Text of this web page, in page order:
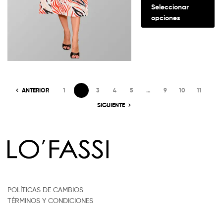
Seleccionar
opciones
ANTERIOR 1 3 4 5 … 9 10
11
SIGUIENTE
POLÍTICAS DE CAMBIOS
TÉRMINOS Y CONDICIONES